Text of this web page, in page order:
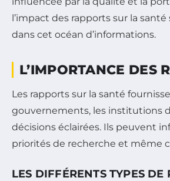
l’impact des rapports sur la
dans cet océan d’informations.
L’IMPORTANCE DES
Les rapports sur la santé
gouvernements, les institutions
décisions éclairées. Ils peuvent
priorités de recherche et même
LES DIFFÉRENTS TYPES DE